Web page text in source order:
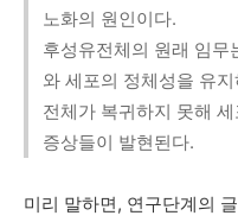
노화의 원인이다.
후성유전체의 원래 임
와 세포의 정체성을 유
전체가 복귀하지 못해
증상들이 발현된다.
미리 말하면, 연구단계의